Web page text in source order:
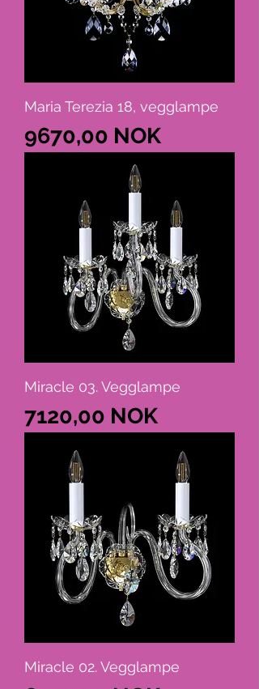
Maria Terezia 18, vegglampe
Cena
9670,00 NOK
Miracle 03. Vegglampe
Cena
7120,00 NOK
Miracle 02. Vegglampe